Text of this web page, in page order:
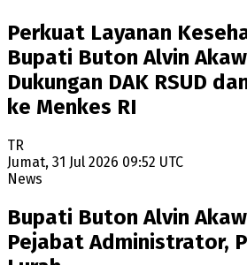
Perkuat Layanan
Bupati Buton Alvin
Dukungan DAK RSUD
ke Menkes RI
TR
Jumat, 31 Jul 2026 09:52 UTC
News
Bupati Buton Alvin
Pejabat Administrator,